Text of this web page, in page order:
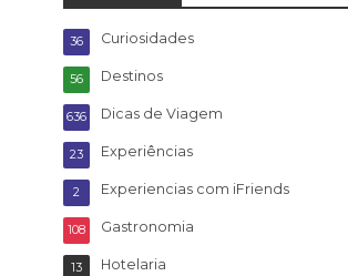
Curiosidades
36
Destinos
56
Dicas de Viagem
636
Experiências
23
Experiencias com iFriends
2
Gastronomia
108
Hotelaria
13